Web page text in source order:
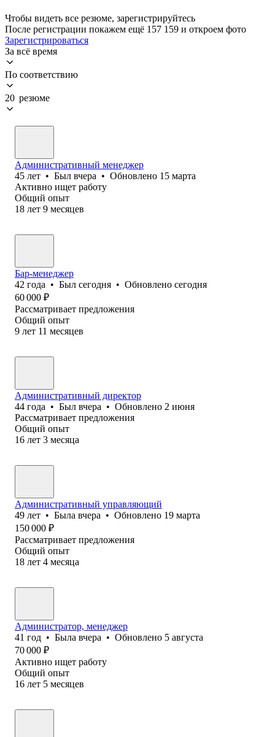
Чтобы видеть все резюме, зарегистрируйтесь
После регистрации покажем ещё 157 159 и откроем фото
Зарегистрироваться
За всё время
По соответствию
20 резюме
Административный менеджер
45 лет • Был вчера • Обновлено 15 марта
Активно ищет работу
Общий опыт
18 лет 9 месяцев
Бар-менеджер
42 года • Был сегодня • Обновлено сегодня
60 000 ₽
Рассматривает предложения
Общий опыт
9 лет 11 месяцев
Административный директор
44 года • Был вчера • Обновлено 2 июня
Рассматривает предложения
Общий опыт
16 лет 3 месяца
Административный управляющий
49 лет • Была вчера • Обновлено 19 марта
150 000 ₽
Рассматривает предложения
Общий опыт
18 лет 4 месяца
Администратор, менеджер
41 год • Была вчера • Обновлено 5 августа
70 000 ₽
Активно ищет работу
Общий опыт
16 лет 5 месяцев